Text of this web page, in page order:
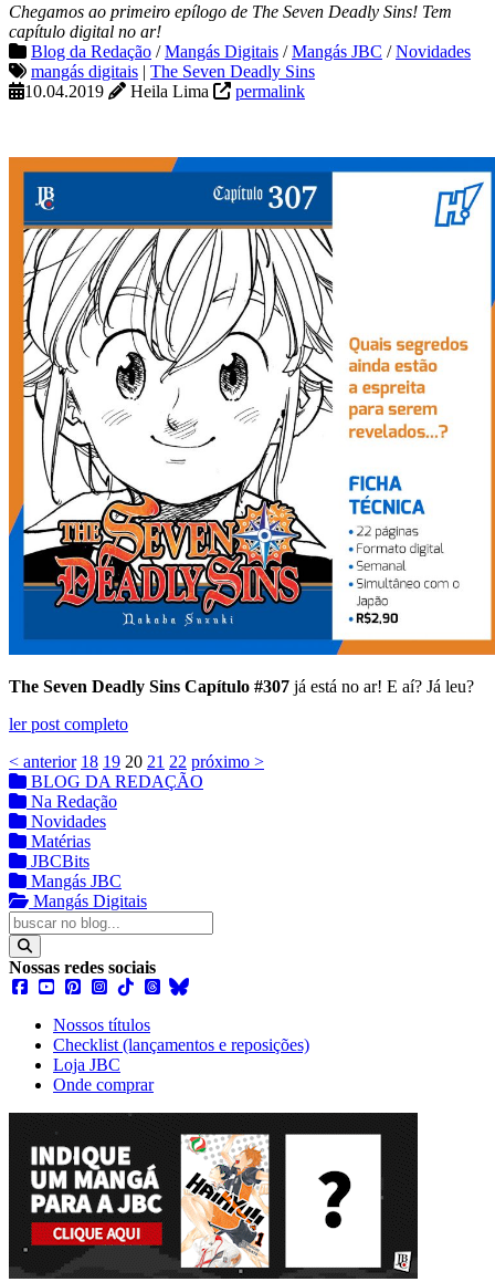
Chegamos ao primeiro epílogo de The Seven Deadly Sins! Tem
capítulo digital no ar!
Blog da Redação /Mangás Digitais /Mangás JBC /Novidades
mangás digitais | The Seven Deadly Sins
10.04.2019
Heila Lima permalink
The Seven Deadly Sins Capítulo #307 já está no ar! E aí? Já leu?
ler post completo
< anterior 18 19 20 21 22 próximo >
BLOG DA REDAÇÃO
Na Redação
Novidades
Matérias
JBCBits
Mangás JBC
Mangás Digitais
Nossas redes sociais
Nossos títulos
Checklist (lançamentos e reposições)
Loja JBC
Onde comprar